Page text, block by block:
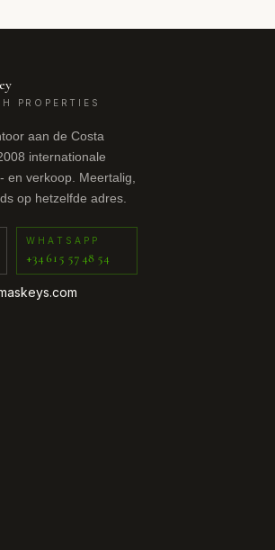
PROPERTIES
aan de Costa
internationale
en verkoop. Meertalig,
op hetzelfde adres.
WHATSAPP
+34 615 57 48 54